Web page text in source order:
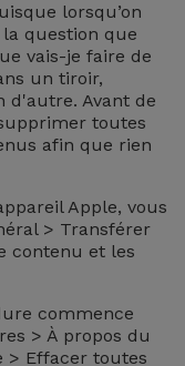
lorsqu’on
question que
vais-je faire de
un tiroir,
d'autre. Avant de
toutes
afin que rien
Apple, vous
> Transférer
contenu et les
commence
> À propos du
> Effacer toutes